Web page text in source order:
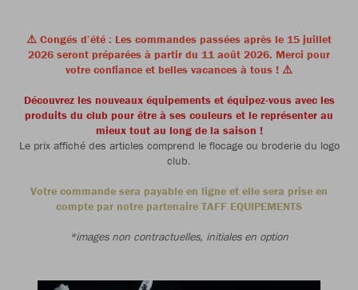
⚠️ Congés d’été : Les commandes passées après le 15 juillet
2026 seront préparées à partir du 11 août 2026. Merci pour
votre confiance et belles vacances à tous ! ⚠️
Découvrez les nouveaux équipements et équipez-vous avec les
produits du club pour être à ses couleurs et le représenter au
mieux tout au long de la saison !
Le prix affiché des articles comprend le flocage ou broderie du logo
club.
Votre commande sera payable en ligne et elle sera prise en
compte par notre partenaire TAFF EQUIPEMENTS
*images non contractuelles, initiales en option